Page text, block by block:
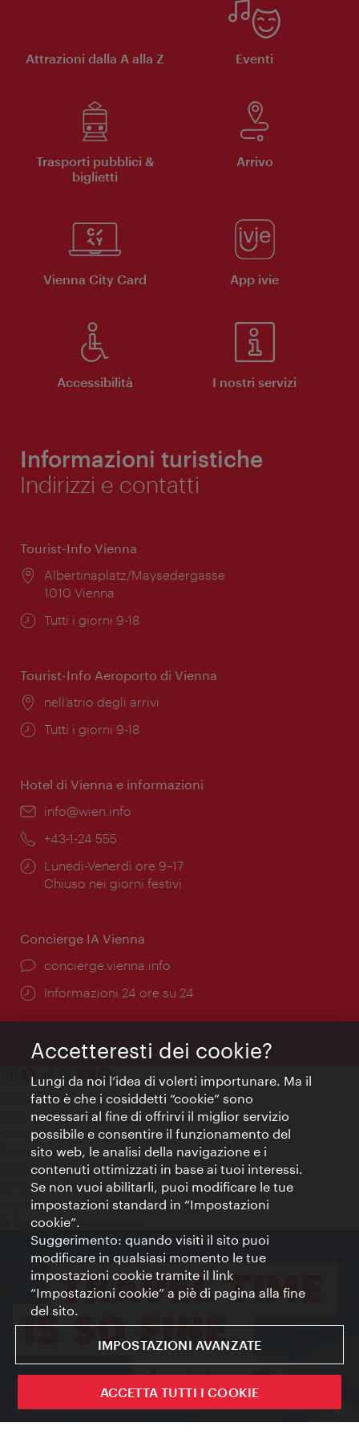
Attrazioni dalla A alla Z Eventi
Trasporti pubblici &
biglietti
Arrivo
Vienna City Card App ivie
Accessibilità I nostri servizi
Informazioni turistiche
Indirizzi e contatti
Tourist-Info Vienna
Posizione:
Albertinaplatz/Maysedergasse
1010 Vienna
Orari
Tutti i giorni 9-18
Tourist-Info Aeroporto di Vienna
Posizione:
nell’atrio degli arrivi
Orari
Tutti i giorni 9-18
Hotel di Vienna e informazioni
Email:
info@wien.info
Telefono:
+43-1-24 555
Orari
di
Lunedì-Venerdì ore 9–17
Chiuso nei giorni festivi
Concierge IA Vienna
Ort:
concierge.vienna.info
Öffnungszeiten:
Informazioni 24 ore su 24
Contatti
Colophon
Dichiarazione sulla protezione dei dati
Terms of Use
Accessibilità
Contatto stampa
Impostazioni cookie
© Copyright WienTourismus
Accetteresti dei cookie?
Lungi da noi l’idea di volerti importunare. Ma il
fatto è che i cosiddetti “cookie” sono
necessari al fine di offrirvi il miglior servizio
possibile e consentire il funzionamento del
sito web, le analisi della navigazione e i
contenuti ottimizzati in base ai tuoi interessi.
Se non vuoi abilitarli, puoi modificare le tue
impostazioni standard in “Impostazioni
cookie”.
Suggerimento: quando visiti il sito puoi
modificare in qualsiasi momento le tue
impostazioni cookie tramite il link
“Impostazioni cookie” a piè di pagina alla fine
del sito.
IMPOSTAZIONI AVANZATE
ACCETTA TUTTI I COOKIE